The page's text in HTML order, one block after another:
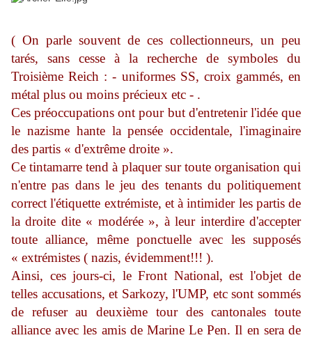
( On parle souvent de ces collectionneurs, un peu
tarés, sans cesse à la recherche de symboles du
Troisième Reich : - uniformes SS, croix gammés, en
métal plus ou moins précieux etc - .
Ces préoccupations ont pour but d'entretenir l'idée que
le nazisme hante la pensée occidentale, l'imaginaire
des partis « d'extrême droite ».
Ce tintamarre tend à plaquer sur toute organisation qui
n'entre pas dans le jeu des tenants du politiquement
correct l'étiquette extrémiste, et à intimider les partis de
la droite dite « modérée », à leur interdire d'accepter
toute alliance, même ponctuelle avec les supposés
« extrémistes ( nazis, évidemment!!! ).
Ainsi, ces jours-ci, le Front National, est l'objet de
telles accusations, et Sarkozy, l'UMP, etc sont sommés
de refuser au deuxième tour des cantonales toute
alliance avec les amis de Marine Le Pen. Il en sera de